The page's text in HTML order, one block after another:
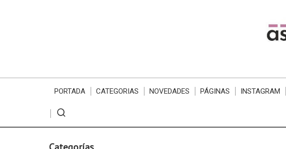
PORTADA CATEGORIAS NOVEDADES PÁGINAS INSTAGRAM